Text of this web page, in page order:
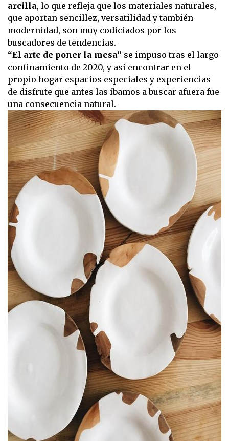
arcilla, lo que refleja que los materiales naturales,
que aportan sencillez, versatilidad y también
modernidad, son muy codiciados por los
buscadores de tendencias.
“El arte de poner la mesa” se impuso tras el largo
confinamiento de 2020, y así encontrar en el
propio hogar espacios especiales y experiencias
de disfrute que antes las íbamos a buscar afuera fue
una consecuencia natural.